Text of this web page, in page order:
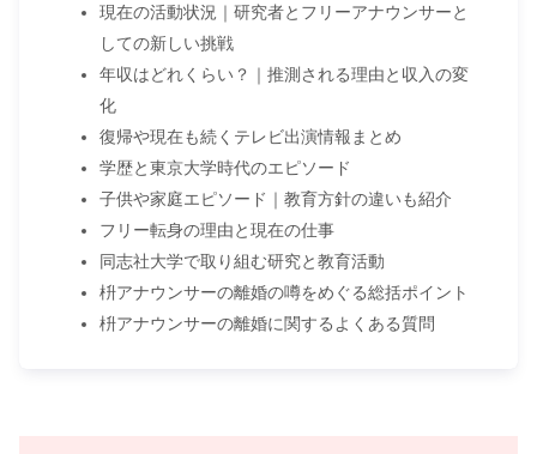
現在の活動状況｜研究者とフリーアナウンサーと
しての新しい挑戦
年収はどれくらい？｜推測される理由と収入の変
化
復帰や現在も続くテレビ出演情報まとめ
学歴と東京大学時代のエピソード
子供や家庭エピソード｜教育方針の違いも紹介
フリー転身の理由と現在の仕事
同志社大学で取り組む研究と教育活動
枡アナウンサーの離婚の噂をめぐる総括ポイント
枡アナウンサーの離婚に関するよくある質問